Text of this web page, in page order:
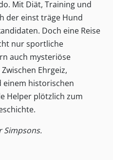
Mit Diät, Training und
der einst träge Hund
Doch eine Reise
nur sportliche
auch mysteriöse
Ehrgeiz,
einem historischen
Helper plötzlich zum
Simpsons.